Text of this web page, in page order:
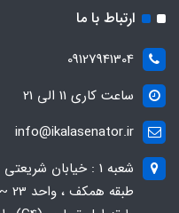
ارتباط با ما
09127941304
ساعت کاری 11 الی 21
info@ikalasenator.ir
شعبه 1 : خیابان